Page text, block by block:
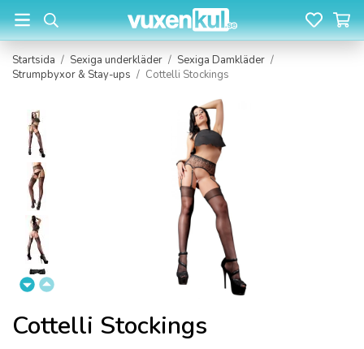
Startsida / Sexiga underkläder / Sexiga Damkläder /
Strumpbyxor & Stay-ups / Cottelli Stockings
Cottelli Stockings